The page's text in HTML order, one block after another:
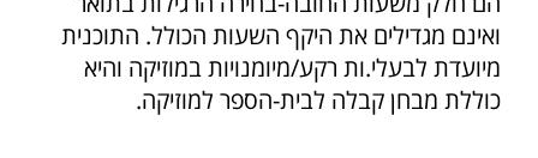
ואינם מגדילים את היקף השעות הכולל. התוכנית
מיועדת לבעלי.ות רקע/מיומנויות במוזיקה והיא
כוללת מבחן קבלה לבית-הספר למוזיקה.